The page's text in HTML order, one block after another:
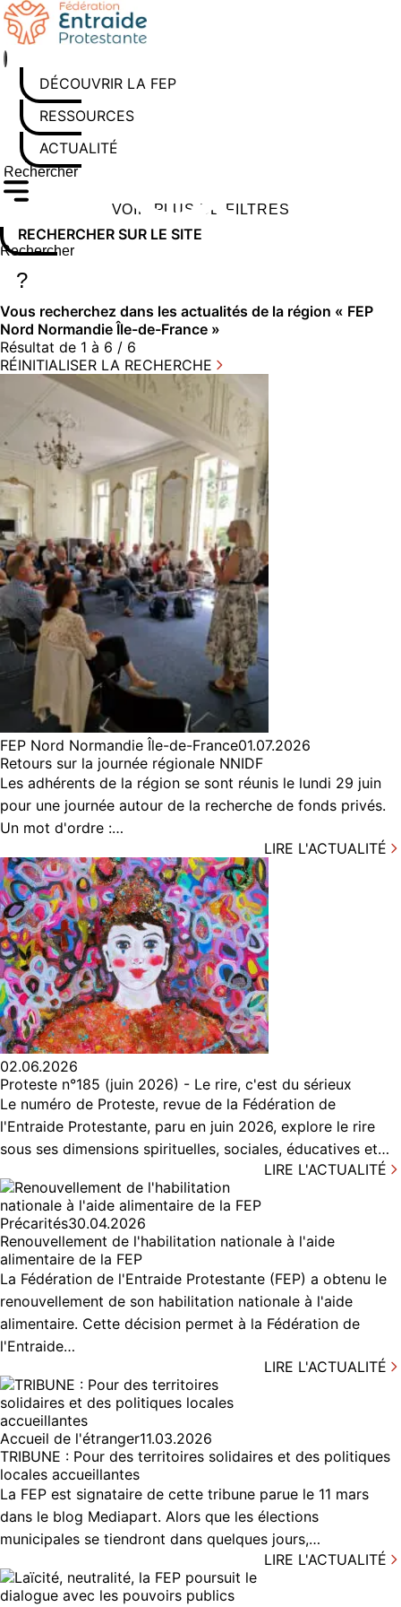
Aller
au
contenu
DÉCOUVRIR LA FEP
RESSOURCES
ACTUALITÉS
Rechercher sur le site
Saisissez au moins 3 caractères pour lancer la recherche
VOIR PLUS DE FILTRES
RECHERCHER SUR LE SITE
Rechercher sur le site
Saisissez au moins 3 caractères pour lancer la recherche
?
Vous recherchez dans les actualités de la région « FEP
Nord Normandie Île-de-France »
Résultat de 1 à 6 / 6
RÉINITIALISER LA RECHERCHE
FEP Nord Normandie Île-de-France01.07.2026
Retours sur la journée régionale NNIDF
Les adhérents de la région se sont réunis le lundi 29 juin
pour une journée autour de la recherche de fonds privés.
Un mot d'ordre :…
LIRE L'ACTUALITÉ
02.06.2026
Proteste n°185 (juin 2026) - Le rire, c'est du sérieux
Le numéro de Proteste, revue de la Fédération de
l'Entraide Protestante, paru en juin 2026, explore le rire
sous ses dimensions spirituelles, sociales, éducatives et…
LIRE L'ACTUALITÉ
Précarités30.04.2026
Renouvellement de l'habilitation nationale à l'aide
alimentaire de la FEP
La Fédération de l'Entraide Protestante (FEP) a obtenu le
renouvellement de son habilitation nationale à l'aide
alimentaire. Cette décision permet à la Fédération de
l'Entraide…
LIRE L'ACTUALITÉ
Accueil de l'étranger11.03.2026
TRIBUNE : Pour des territoires solidaires et des politiques
locales accueillantes
La FEP est signataire de cette tribune parue le 11 mars
dans le blog Mediapart. Alors que les élections
municipales se tiendront dans quelques jours,…
LIRE L'ACTUALITÉ